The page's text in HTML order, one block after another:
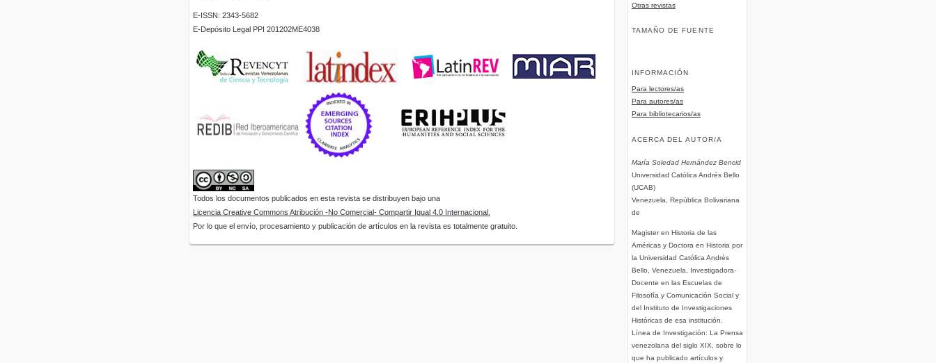
Otras revistas
TAMAÑO DE FUENTE
INFORMACIÓN
Para lectores/as
Para autores/as
Para bibliotecarios/as
ACERCA DEL AUTOR/A
María Soledad Hernández Bencid
Universidad Católica Andrés Bello
(UCAB)
Venezuela, República Bolivariana
de
Magister en Historia de las
Américas y Doctora en Historia por
la Universidad Católica Andrés
Bello, Venezuela, Investigadora-
Docente en las Escuelas de
Filosofía y Comunicación Social y
del Instituto de Investigaciones
Históricas de esa institución.
Línea de Investigación: La Prensa
venezolana del siglo XIX, sobre lo
que ha publicado artículos y
E-ISSN: 2343-5682
E-Depósito Legal PPI 201202ME4038
Todos los documentos publicados en esta revista se distribuyen bajo una
Licencia Creative Commons Atribución -No Comercial- Compartir Igual 4.0 Internacional.
Por lo que el envío, procesamiento y publicación de artículos en la revista es totalmente gratuito.